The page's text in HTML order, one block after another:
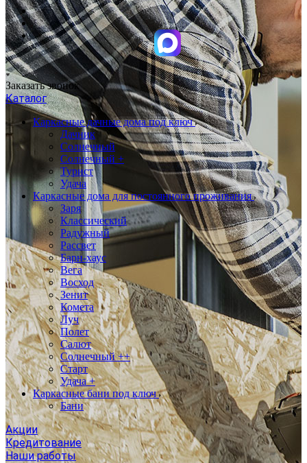
Заказать звонок
Каталог
Каркасные дачные дома под ключ
Дачник
Солнечный
Солнечный +
Турист
Удача
Каркасные дома для постоянного проживания
Заря
Классический
Радужный
Рассвет
Барн-хаус
Вега
Восход
Зенит
Комета
Луч
Полет
Салют
Солнечный ++
Старт
Удача +
Каркасные бани под ключ
Бани
Акции
Кредитование
Наши работы